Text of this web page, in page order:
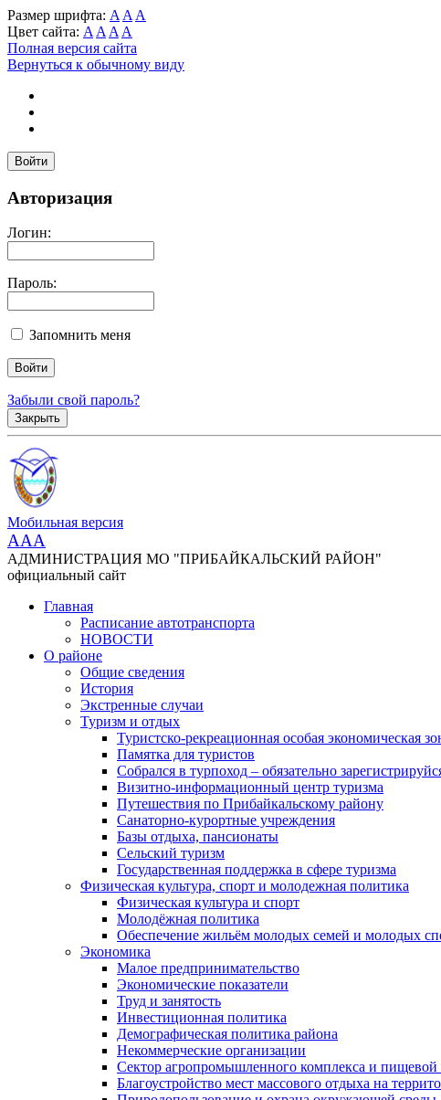
Размер шрифта: A A A
Цвет сайта: A A A A
Полная версия сайта
Вернуться к обычному виду
Войти
Авторизация
Логин:
Пароль:
Запомнить меня
Забыли свой пароль?
Закрыть
Мобильная версия
AAA
АДМИНИСТРАЦИЯ МО "ПРИБАЙКАЛЬСКИЙ РАЙОН"
официальный сайт
Главная
Расписание автотранспорта
НОВОСТИ
О районе
Общие сведения
История
Экстренные случаи
Туризм и отдых
Туристско-рекреационная особая экономическая
Памятка для туристов
Собрался в турпоход – обязательно
Визитно-информационный центр туризма
Путешествия по Прибайкальскому району
Санаторно-курортные учреждения
Базы отдыха, пансионаты
Сельский туризм
Государственная поддержка в сфере туризма
Физическая культура, спорт и молодежная политика
Физическая культура и спорт
Молодёжная политика
Обеспечение жильём молодых семей и молодых
Экономика
Малое предпринимательство
Экономические показатели
Труд и занятость
Инвестиционная политика
Демографическая политика района
Некоммерческие организации
Сектор агропромышленного комплекса и
Благоустройство мест массового отдыха на